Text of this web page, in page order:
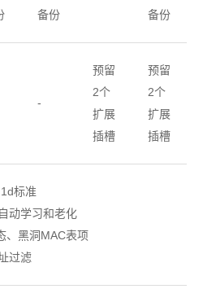
备份
备份
-
预留
2个
扩展
插槽
预留
2个
扩展
插槽
标准
动学习和老化
、黑洞MAC表项
过滤